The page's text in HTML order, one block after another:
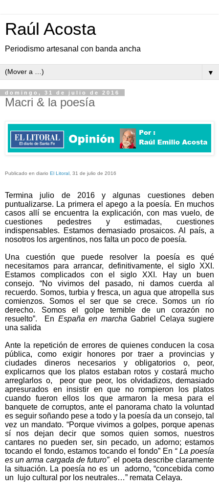
Raúl Acosta
Periodismo artesanal con banda ancha
▼
domingo, 31 de julio de 2016
Macri & la poesía
Publicado en diario El Litoral , 31 de julio de 2016
Termina julio de 2016 y algunas cuestiones deben
puntualizarse. La primera el apego a la poesía. En muchos
casos allí se encuentra la explicación, con mas vuelo, de
cuestiones pedestres y estimadas, cuestiones
indispensables. Estamos demasiado prosaicos. Al país, a
nosotros los argentinos, nos falta un poco de poesía.
Una cuestión que puede resolver la poesía es qué
necesitamos para arrancar, definitivamente, el siglo XXI.
Estamos complicados con el siglo XXI. Hay un buen
consejo. “No vivimos del pasado,
ni damos cuerda al
recuerdo. Somos, turbia y fresca, un agua que atropella sus
comienzos.
Somos el ser que se crece.
Somos un río
derecho.
Somos el golpe temible de un corazón no
resuelto”. En España en marcha Gabriel Celaya sugiere
una salida
Ante la repetición de errores de quienes conducen la cosa
pública, como exigir honores por traer a provincias y
ciudades dineros necesarios y obligatorios o, peor,
explicarnos que los platos estaban rotos y costará mucho
arreglarlos o, peor que peor, los olvidadizos, demasiado
apresurados en insistir en que no rompieron los platos
cuando fueron ellos los que armaron la mesa para el
banquete de corruptos, ante el panorama chato la voluntad
es seguir soñando pese a todo y la poesía da un consejo, tal
vez un mandato. “Porque vivimos a golpes, porque apenas
sí nos dejan decir que somos quien somos, nuestros
cantares no pueden ser, sin pecado, un adorno; estamos
tocando el fondo, estamos tocando el fondo” En “ La poesía
es un arma cargada de futuro” el poeta describe claramente
la situación. La poesía no es un adorno, “concebida como
un lujo cultural por los neutrales…” remata Celaya.